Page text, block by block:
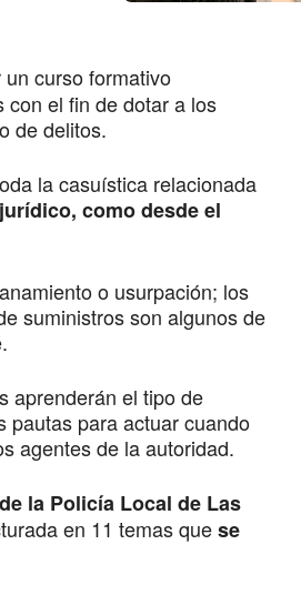
curso formativo
con el fin de dotar a los
de delitos.
la casuística relacionada
como desde el
o usurpación; los
suministros son algunos de
aprenderán el tipo de
pautas para actuar cuando
agentes de la autoridad.
la Policía Local de Las
en 11 temas quese